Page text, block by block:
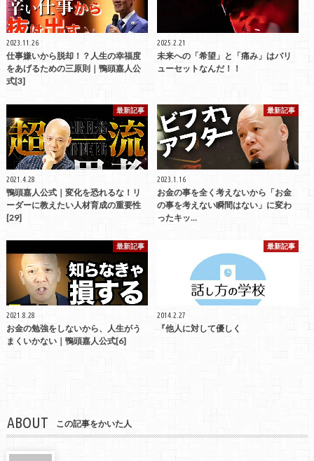
2023.11.26
仕事嫌いから脱却！？人生の幸福度
をあげるための三原則｜鴨頭嘉人公
式[3]
2025.2.21
未来への「希望」と「痛み」はバリ
ューセットなんだ！！
最新記事
2021.4.28
鴨頭嘉人公式｜変化を恐れるな！リ
ーダーに教えたい人材育成の重要性
[29]
最新記事
2023.1.16
お金の事を全く考えないから「お金
の事を考えない瞬間はない」に変わ
ったキッ…
最新記事
2021.8.28
お金の勉強をしないから、人生がう
まくいかない｜鴨頭嘉人公式[6]
最新記事
2014.2.27
『他人に対して優しく
ABOUT この記事をかいた人